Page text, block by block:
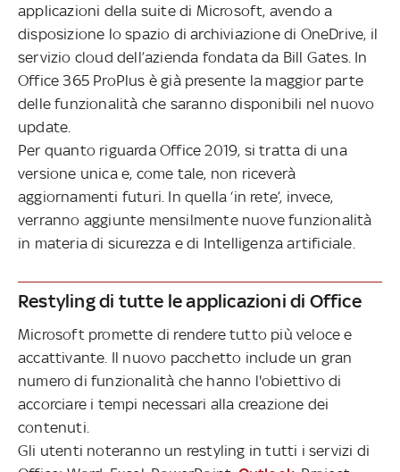
applicazioni della suite di Microsoft, avendo a
disposizione lo spazio di archiviazione di OneDrive, il
servizio cloud dell’azienda fondata da Bill Gates. In
Office 365 ProPlus è già presente la maggior parte
delle funzionalità che saranno disponibili nel nuovo
update.
Per quanto riguarda Office 2019, si tratta di una
versione unica e, come tale, non riceverà
aggiornamenti futuri. In quella ‘in rete’, invece,
verranno aggiunte mensilmente nuove funzionalità
in materia di sicurezza e di Intelligenza artificiale.
Restyling di tutte le applicazioni di Office
Microsoft promette di rendere tutto più veloce e
accattivante. Il nuovo pacchetto include un gran
numero di funzionalità che hanno l'obiettivo di
accorciare i tempi necessari alla creazione dei
contenuti.
Gli utenti noteranno un restyling in tutti i servizi di